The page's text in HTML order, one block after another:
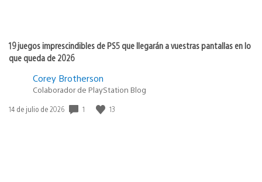
19 juegos imprescindibles de PS5 que llegarán a vuestras pantallas en lo
que queda de 2026
Corey Brotherson
Colaborador de PlayStation Blog
Fecha
14 de julio de 2026 1 13